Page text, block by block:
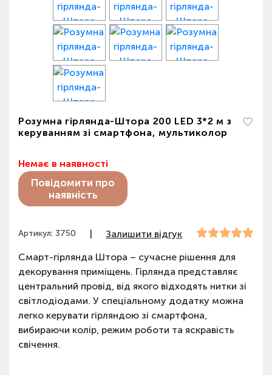
Розумна гірлянда-Штора 200 LED 3*2 м з
керуванням зі смартфона, мультиколор
Немає в наявності
Повідомити про
наявність
Артикул: 3750 |
Залишити відгук
Смарт-гірлянда Штора – сучасне рішення для
декорування приміщень. Гірлянда представляє
центральний провід, від якого відходять нитки зі
світлодіодами. У спеціальному додатку можна
легко керувати гірляндою зі смартфона,
вибираючи колір, режим роботи та яскравість
свічення.